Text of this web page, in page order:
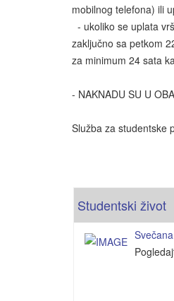
mobilnog telefona) ili
- ukoliko se uplata
zaključno sa petkom
za minimum 24 sata
- NAKNADU SU U
Služba za studentske
Studentski život